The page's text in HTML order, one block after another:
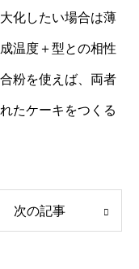
化したい場合は薄
温度＋型との相性
粉を使えば、両者
たケーキをつくる
次の記事